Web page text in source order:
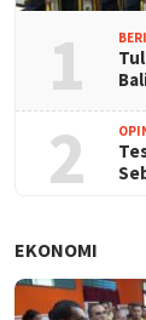
1
2
EKONOMI